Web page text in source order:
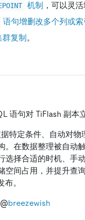
机制 ，可以灵
语句增删改多个列或索
群复制 。
语句对 TiFlash 副
特定条件、自动对
。在数据整理被自动
选择合适的时机、手
空间占用，并提升查
。
@breezewish